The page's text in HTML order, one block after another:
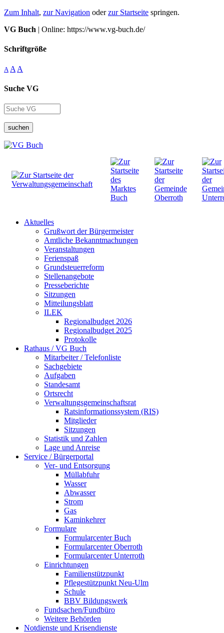
Zum Inhalt, zur Navigation oderzur Startseite springen.
VG Buch | Online: https://www.vg-buch.de/
Schriftgröße
A A A
Suche VG
suchen
Aktuelles
Grußwort der Bürgermeister
Amtliche Bekanntmachungen
Veranstaltungen
Ferienspaß
Grundsteuerreform
Stellenangebote
Presseberichte
Sitzungen
Mitteilungsblatt
ILEK
Regionalbudget 2026
Regionalbudget 2025
Protokolle
Rathaus / VG Buch
Mitarbeiter / Telefonliste
Sachgebiete
Aufgaben
Standesamt
Ortsrecht
Verwaltungsgemeinschaftsrat
Ratsinformationssystem (RIS)
Mitglieder
Sitzungen
Statistik und Zahlen
Lage und Anreise
Service / Bürgerportal
Ver- und Entsorgung
Müllabfuhr
Wasser
Abwasser
Strom
Gas
Kaminkehrer
Formulare
Formularcenter Buch
Formularcenter Oberroth
Formularcenter Unterroth
Einrichtungen
Familienstützpunkt
Pflegestützpunkt Neu-Ulm
Schule
BBV Bildungswerk
Fundsachen/Fundbüro
Weitere Behörden
Notdienste und Krisendienste